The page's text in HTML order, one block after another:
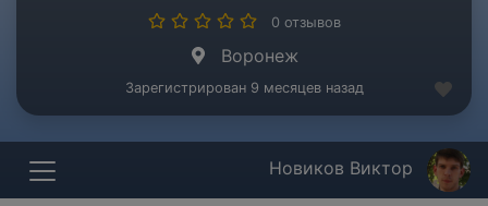
0 отзывов
Воронеж
Зарегистрирован 9 месяцев назад
Новиков Виктор